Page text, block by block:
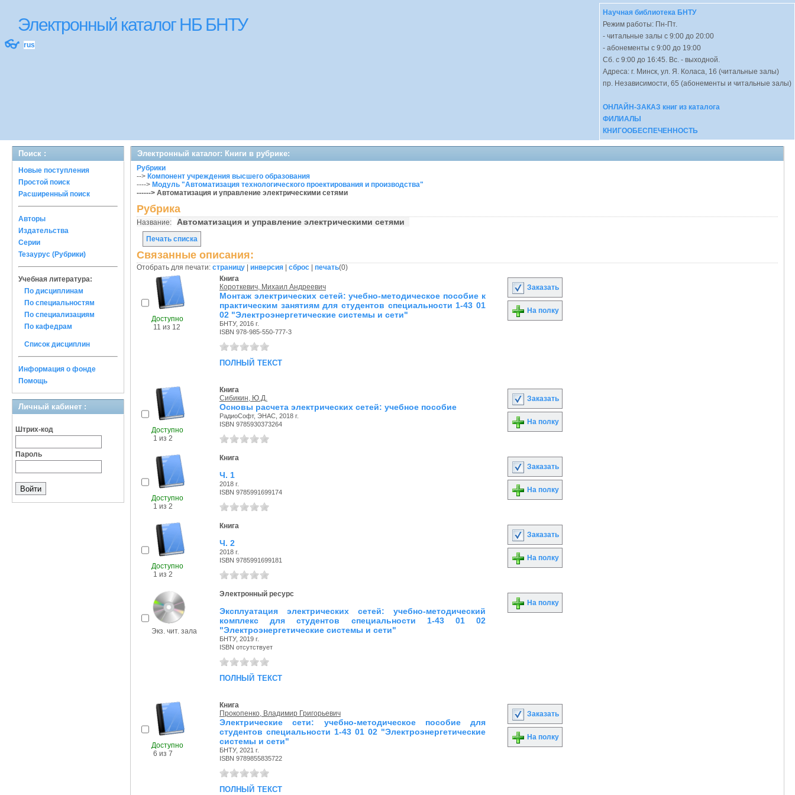
Электронный каталог НБ БНТУ
👓 rus
Научная библиотека БНТУ
Режим работы: Пн-Пт.
- читальные залы с 9:00 до 20:00
- абонементы с 9:00 до 19:00
Сб. с 9:00 до 16:45. Вс. - выходной.
Адреса: г. Минск, ул. Я. Коласа, 16 (читальные залы)
пр. Независимости, 65 (абонементы и читальные залы)
ОНЛАЙН-ЗАКАЗ книг из каталога
ФИЛИАЛЫ
КНИГООБЕСПЕЧЕННОСТЬ
Поиск :
Новые поступления
Простой поиск
Расширенный поиск
Авторы
Издательства
Серии
Тезаурус (Рубрики)
Учебная литература:
По дисциплинам
По специальностям
По специализациям
По кафедрам
Список дисциплин
Информация о фонде
Помощь
Личный кабинет :
Штрих-код
Пароль
Электронный каталог: Книги в рубрике:
Рубрики
--> Компонент учреждения высшего образования
----> Модуль "Автоматизация технологического проектирования и производства"
------> Автоматизация и управление электрическими сетями
Рубрика
Название: Автоматизация и управление электрическими сетями
Печать списка
Связанные описания:
Отобрать для печати: страницу инверсия сброс печать(0)
Доступно
11 из 12
Книга
Короткевич, Михаил Андреевич
Монтаж электрических сетей: учебно-методическое пособие к
практическим занятиям для студентов специальности 1-43 01
02 "Электроэнергетические системы и сети"
БНТУ, 2016 г.
ISBN 978-985-550-777-3
полный текст
Заказать
На полку
Доступно
1 из 2
Книга
Сибикин, Ю.Д.
Основы расчета электрических сетей: учебное пособие
РадиоСофт, ЭНАС, 2018 г.
ISBN 9785930373264
Заказать
На полку
Доступно
1 из 2
Книга
Ч. 1
2018 г.
ISBN 9785991699174
Заказать
На полку
Доступно
1 из 2
Книга
Ч. 2
2018 г.
ISBN 9785991699181
Заказать
На полку
Экз. чит. зала
Электронный ресурс
Эксплуатация электрических сетей: учебно-методический
комплекс для студентов специальности 1-43 01 02
"Электроэнергетические системы и сети"
БНТУ, 2019 г.
ISBN отсутствует
полный текст
На полку
Доступно
6 из 7
Книга
Прокопенко, Владимир Григорьевич
Электрические сети: учебно-методическое пособие для
студентов специальности 1-43 01 02 "Электроэнергетические
системы и сети"
БНТУ, 2021 г.
ISBN 9789855835722
полный текст
Заказать
На полку